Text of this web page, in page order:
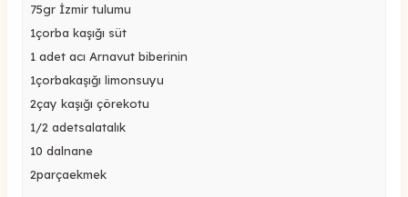
75gr İzmir tulumu
1çorba kaşığı süt
1 adet acı Arnavut biberinin
1çorbakaşığı limonsuyu
2çay kaşığı çörekotu
1/2 adetsalatalık
10 dalnane
2parçaekmek